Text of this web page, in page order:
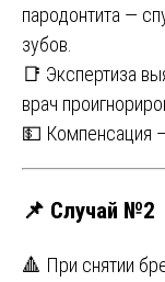
пародонтита —
зубов.
📑 Экспертиза
врач
💵 Компенсация
📌 Случай №2
🔺 При снятии